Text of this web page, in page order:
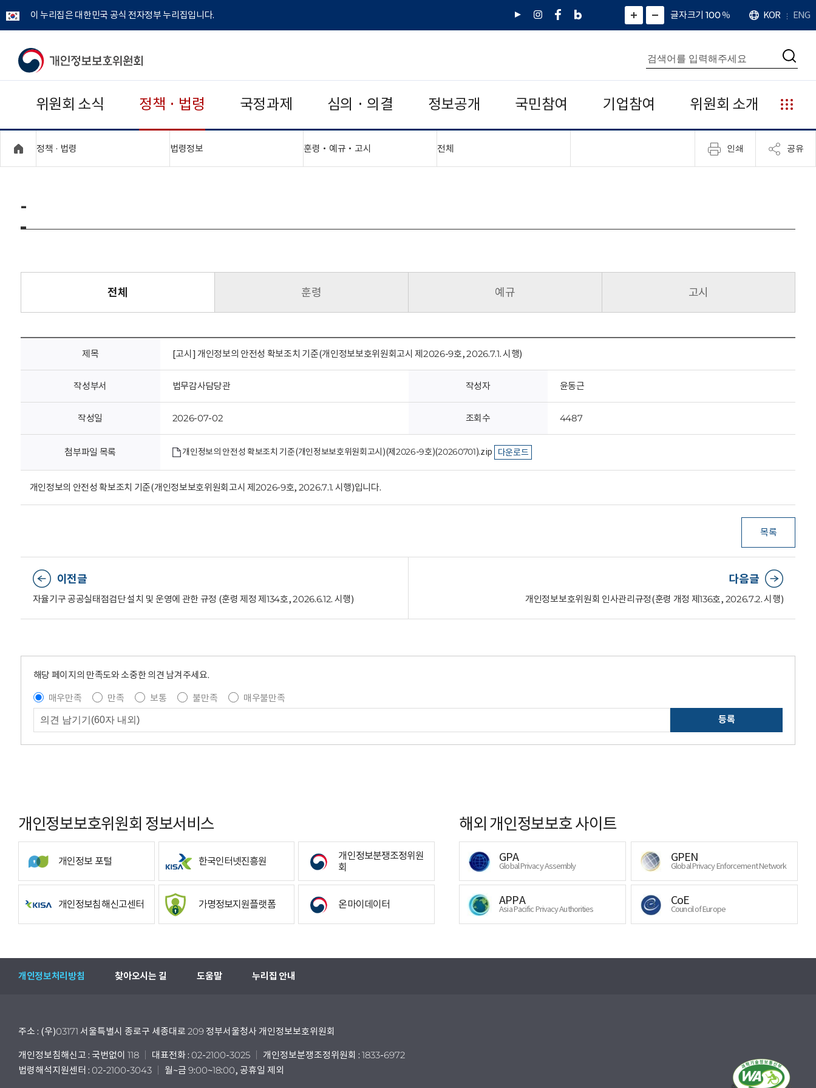
이 누리집은 대한민국 공식 전자정부 누리집입니다.
유
인
페
네
그
)
화
면
면
소
확
대
치
글자크기 100%
언
어
KOR ENG
개
보
보
위
회
통
합
검
색
검
위원회 소식 정책 · 법령 국정과제 심의 · 의결 정보공개 국민참여 기업참여 위원회 소개
누
리
집
안
정책 · 법령 법령정보"접기,펼치기" 훈령‧예규‧고시 전체"접기,펼치기" 인쇄 공유
-
전체 훈령 예규 고시
제목 [고시] 개인정보의 안전성 확보조치 기준(개인정보보호위원회고시 제2026-9호, 2026.7.1. 시행)
작성부서 법무감사담당관 작성자 윤동근
작성일 2026-07-02 조회수 4487
첨부파일 목록 개인정보의 안전성 확보조치 기준(개인정보보호위원회고시)(제2026-9호)(20260701).zip 다운로드
개인정보의 안전성 확보조치 기준(개인정보보호위원회고시 제2026-9호, 2026.7.1. 시행)입니다.
목록
이전글
자율기구 공공실태점검단 설치 및 운영에 관한 규정 (훈령 제정 제134호, 2026.6.12. 시행)
다음글
개인정보보호위원회 인사관리규정(훈령 개정 제136호, 2026.7.2. 시행)
해당 페이지의 만족도와 소중한 의견 남겨주세요.
매우만족
만족 보통 불만족
매우불만족
등록
개인정보보호위원회 정보서비스
개인정보 포털 한국인터넷진흥원
개인정보분쟁조정위원
회
개인정보침해신고센터 가명정보지원플랫폼 온마이데이터
해외 개인정보보호 사이트
GPA
Global Privacy Assembly
GPEN
Global Privacy Enforcement Network
APPA
Asia Pacific Privacy Authorities
CoE
Council of Europe
개인정보처리방침 찾아오시는 길 도움말 누리집 안내
주소 : (우)03171 서울특별시 종로구 세종대로 209 정부서울청사 개인정보보호위원회
개인정보침해신고 : 국번없이 118 대표전화 : 02-2100-3025
개인정보분쟁조정위원회 : 1833-6972
법령해석지원센터 : 02-2100-3043
월~금 9:00~18:00, 공휴일 제외